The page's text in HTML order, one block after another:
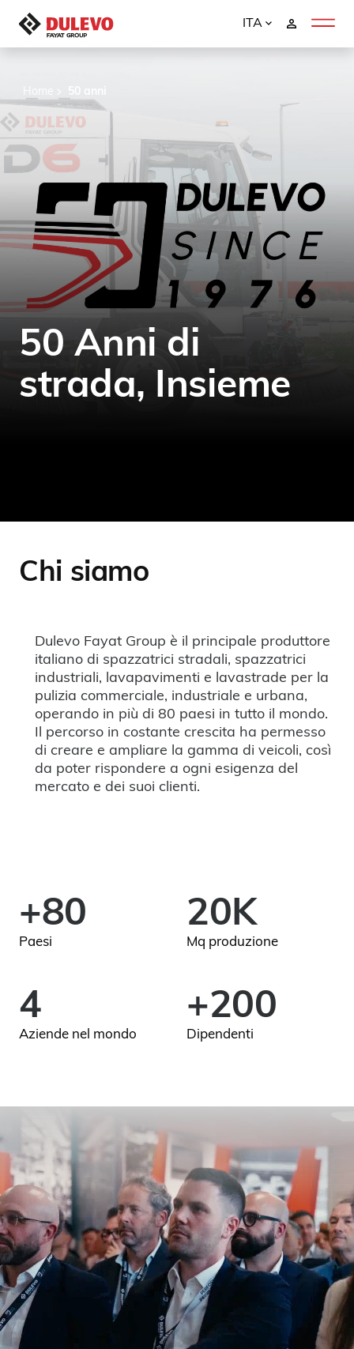
ITA
50 Anni di
strada, Insieme
Chi siamo
Dulevo Fayat Group è il principale produttore
italiano di spazzatrici stradali, spazzatrici
industriali, lavapavimenti e lavastrade per la
pulizia commerciale, industriale e urbana,
operando in più di 80 paesi in tutto il mondo.
Il percorso in costante crescita ha permesso
di creare e ampliare la gamma di veicoli, così
da poter rispondere a ogni esigenza del
mercato e dei suoi clienti.
+80
Paesi
20K
Mq produzione
4
Aziende nel mondo
+200
Dipendenti